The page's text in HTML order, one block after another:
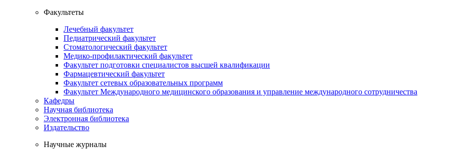
Факультеты
Лечебный факультет
Педиатрический факультет
Стоматологический факультет
Медико-профилактический факультет
Факультет подготовки специалистов высшей квалификации
Фармацевтический факультет
Факультет сетевых образовательных программ
Факультет Международного медицинского образования и управление международного сотрудничества
Кафедры
Научная библиотека
Электронная библиотека
Издательство
Научные журналы